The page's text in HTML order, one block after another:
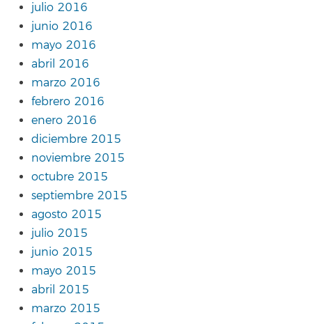
julio 2016
junio 2016
mayo 2016
abril 2016
marzo 2016
febrero 2016
enero 2016
diciembre 2015
noviembre 2015
octubre 2015
septiembre 2015
agosto 2015
julio 2015
junio 2015
mayo 2015
abril 2015
marzo 2015